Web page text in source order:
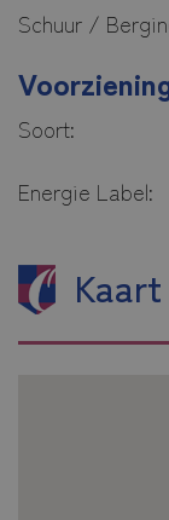
Schuur /
Soort:
Energie Label:
Kaart